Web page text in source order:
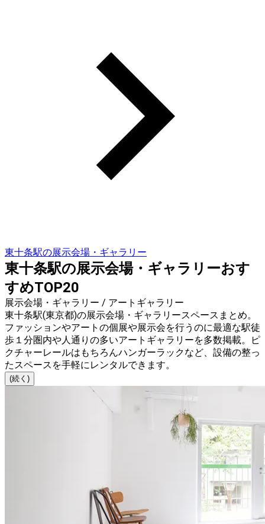
東十条駅の展示会場・ギャラリー
東十条駅の展示会場・ギャラリーおす
すめTOP20
展示会場・ギャラリー / アートギャラリー
東十条駅(東京都)の展示会場・ギャラリースペースまとめ。
ファッションやアートの個展や展示会を行うのに最適な駅徒
歩１分圏内や人通りの多いアートギャラリーを多数掲載。ピ
クチャーレールはもちろんハンガーラックなど、設備の整っ
たスペースを手軽にレンタルできます。
(続く)